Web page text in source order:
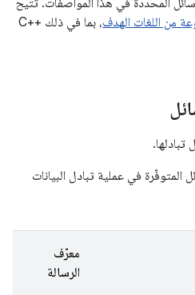
المحدّدة في هذا المواصفات. تتيح
من اللغات الهدف
، بما في ذلك C++‎
في عملية تبادل البيانات
معرّف
الرسالة